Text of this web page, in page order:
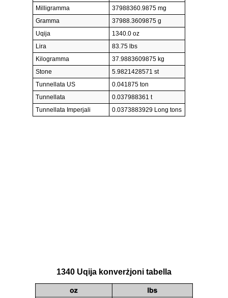
Milligramma
37988360.9875 mg
Gramma
37988.3609875 g
Uqija
1340.0 oz
Lira
83.75 lbs
Kilogramma
37.9883609875 kg
Stone
5.9821428571 st
Tunnellata US
0.041875 ton
Tunnellata
0.037988361 t
Tunnellata Imperjali
0.0373883929 Long tons
1340 Uqija konverżjoni tabella